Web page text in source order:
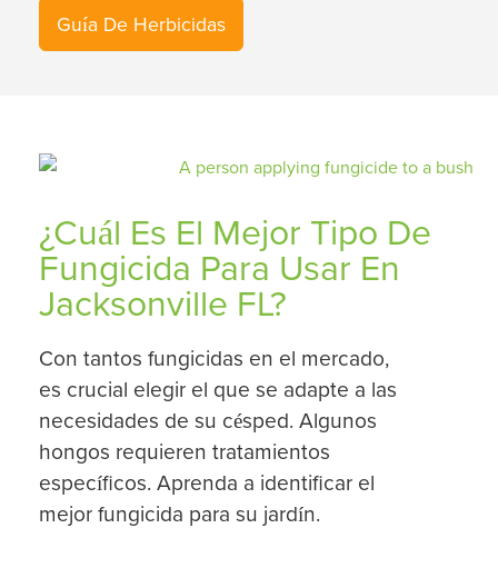
Guía De Herbicidas
¿Cuál Es El Mejor Tipo De
Fungicida Para Usar En
Jacksonville FL?
Con tantos fungicidas en el mercado,
es crucial elegir el que se adapte a las
necesidades de su césped. Algunos
hongos requieren tratamientos
específicos. Aprenda a identificar el
mejor fungicida para su jardín.